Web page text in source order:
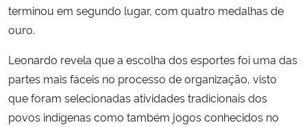
terminou em segundo lugar, com quatro medalhas de
ouro.
Leonardo revela que a escolha dos esportes foi uma das
partes mais fáceis no processo de organização, visto
que foram selecionadas atividades tradicionais dos
povos indígenas como também jogos conhecidos no